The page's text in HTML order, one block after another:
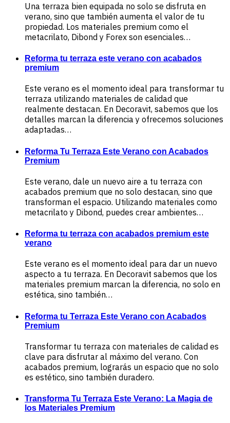
Una terraza bien equipada no solo se disfruta en
verano, sino que también aumenta el valor de tu
propiedad. Los materiales premium como el
metacrilato, Dibond y Forex son esenciales…
Reforma tu terraza este verano con acabados
premium
Este verano es el momento ideal para transformar tu
terraza utilizando materiales de calidad que
realmente destacan. En Decoravit, sabemos que los
detalles marcan la diferencia y ofrecemos soluciones
adaptadas…
Reforma Tu Terraza Este Verano con Acabados
Premium
Este verano, dale un nuevo aire a tu terraza con
acabados premium que no solo destacan, sino que
transforman el espacio. Utilizando materiales como
metacrilato y Dibond, puedes crear ambientes…
Reforma tu terraza con acabados premium este
verano
Este verano es el momento ideal para dar un nuevo
aspecto a tu terraza. En Decoravit sabemos que los
materiales premium marcan la diferencia, no solo en
estética, sino también…
Reforma tu Terraza Este Verano con Acabados
Premium
Transformar tu terraza con materiales de calidad es
clave para disfrutar al máximo del verano. Con
acabados premium, lograrás un espacio que no solo
es estético, sino también duradero.
Transforma Tu Terraza Este Verano: La Magia de
los Materiales Premium